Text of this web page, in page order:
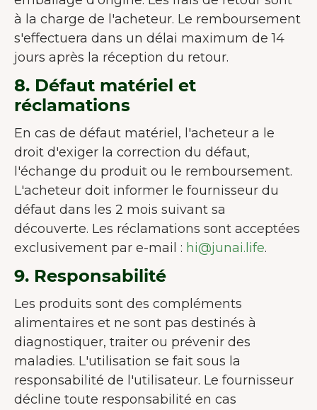
à la charge de l'acheteur. Le remboursement
s'effectuera dans un délai maximum de 14
jours après la réception du retour.
8. Défaut matériel et
réclamations
En cas de défaut matériel, l'acheteur a le
droit d'exiger la correction du défaut,
l'échange du produit ou le remboursement.
L'acheteur doit informer le fournisseur du
défaut dans les 2 mois suivant sa
découverte. Les réclamations sont acceptées
exclusivement par e-mail : hi@junai.life.
9. Responsabilité
Les produits sont des compléments
alimentaires et ne sont pas destinés à
diagnostiquer, traiter ou prévenir des
maladies. L'utilisation se fait sous la
responsabilité de l'utilisateur. Le fournisseur
décline toute responsabilité en cas
BIENVENUE CHEZ JUNAIU.
Nous utilisons des cookies sur notre
site web afin d'améliorer l'expérience
utilisateur.En savoir plus sur les
cookies
Tout accepter
Accepter seulement les
essentiels
Personnaliser